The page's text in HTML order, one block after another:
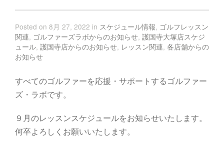
Posted on 8月 27, 2022 in スケジュール情報, ゴルフレッスン
関連, ゴルファーズラボからのお知らせ, 護国寺大塚店スケジ
ュール, 護国寺店からのお知らせ, レッスン関連, 各店舗からの
お知らせ
すべてのゴルファーを応援・サポートするゴルファー
ズ・ラボです。
９月のレッスンスケジュールをお知らせいたします。
何卒よろしくお願いいたします。